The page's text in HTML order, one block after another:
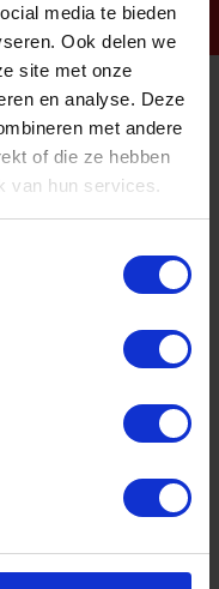
media te bieden
Ook delen we
site met onze
en analyse. Deze
met andere
of die ze hebben
van hun services.